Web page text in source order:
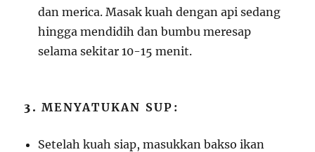
dan merica. Masak kuah dengan api sedang
hingga mendidih dan bumbu meresap
selama sekitar 10-15 menit.
3.MENYATUKAN SUP:
Setelah kuah siap, masukkan bakso ikan